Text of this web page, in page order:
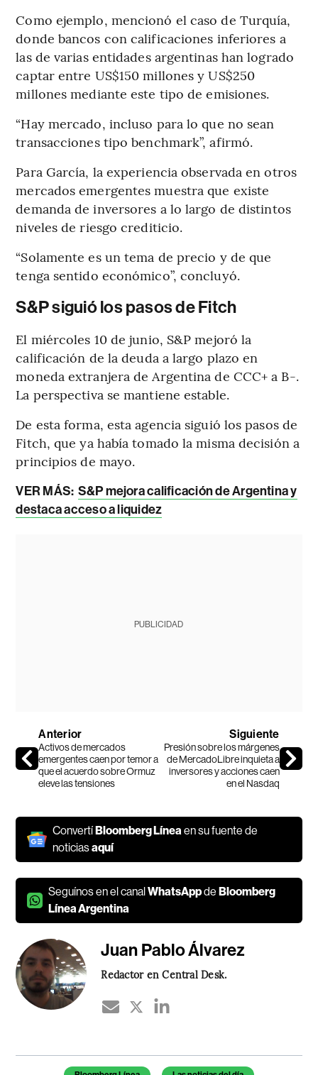
Como ejemplo, mencionó el caso de Turquía,
donde bancos con calificaciones inferiores a
las de varias entidades argentinas han logrado
captar entre US$150 millones y US$250
millones mediante este tipo de emisiones.
“Hay mercado, incluso para lo que no sean
transacciones tipo benchmark”, afirmó.
Para García, la experiencia observada en otros
mercados emergentes muestra que existe
demanda de inversores a lo largo de distintos
niveles de riesgo crediticio.
“Solamente es un tema de precio y de que
tenga sentido económico”, concluyó.
S&P siguió los pasos de Fitch
El miércoles 10 de junio, S&P mejoró la
calificación de la deuda a largo plazo en
moneda extranjera de Argentina de CCC+ a B-.
La perspectiva se mantiene estable.
De esta forma, esta agencia siguió los pasos de
Fitch, que ya había tomado la misma decisión a
principios de mayo.
VER MÁS: S&P mejora calificación de Argentina y
destaca acceso a liquidez
PUBLICIDAD
Anterior
Activos de mercados
emergentes caen por temor a
que el acuerdo sobre Ormuz
eleve las tensiones
Siguiente
Presión sobre los márgenes
de MercadoLibre inquieta a
inversores y acciones caen
en el Nasdaq
ConvertíBloomberg Líneaen su fuente de
noticiasaquí
Seguínos en el canalWhatsAppdeBloomberg
Línea Argentina
Juan Pablo Álvarez
Redactor en Central Desk.
Temas de este artículo